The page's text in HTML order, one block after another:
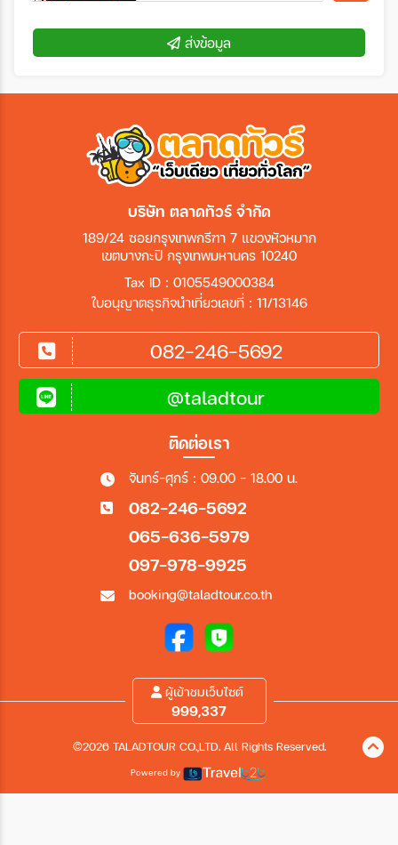
ส่งข้อมูล
บริษัท ตลาดทัวร์ จำกัด
189/24 ซอยกรุงเทพกรีฑา 7 แขวงหัวหมาก
เขตบางกะปิ กรุงเทพมหานคร 10240
Tax ID : 0105549000384
ใบอนุญาตธุรกิจนำเที่ยวเลขที่ : 11/13146
082-246-5692
@taladtour
ติดต่อเรา
จันทร์-ศุกร์ : 09.00 - 18.00 น.
082-246-5692
065-636-5979
097-978-9925
booking@taladtour.co.th
ผู้เข้าชมเว็บไซต์
999,337
©2026 TALADTOUR CO.,LTD. All Rights Reserved.
Powered by